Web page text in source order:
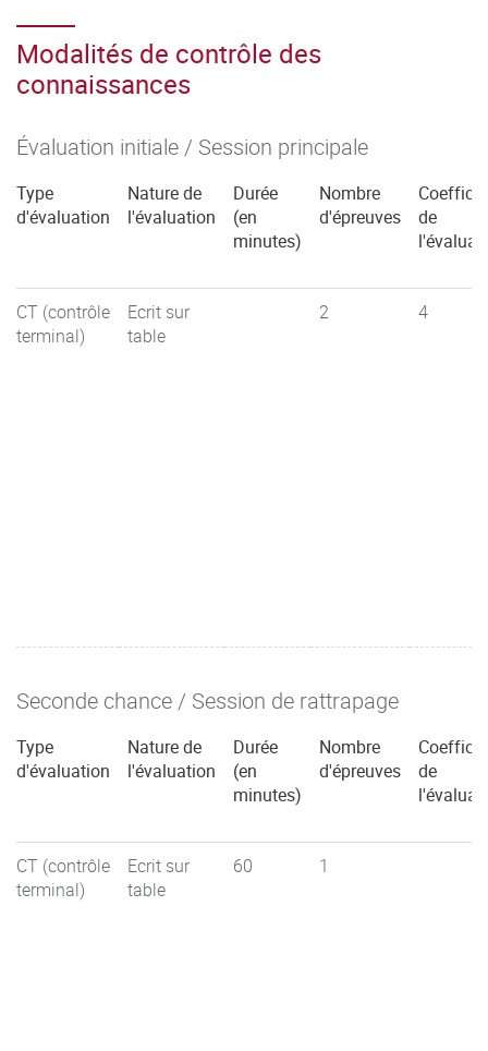
Modalités de contrôle des
connaissances
Évaluation initiale / Session principale
Type
d'évaluation
Nature de
l'évaluation
Durée
(en
minutes)
Nombre
d'épreuves
de
CT (contrôle
terminal)
Ecrit sur
table
2 4
Seconde chance / Session de rattrapage
Type
d'évaluation
Nature de
l'évaluation
Durée
(en
minutes)
Nombre
d'épreuves
de
CT (contrôle
terminal)
Ecrit sur
table
60 1